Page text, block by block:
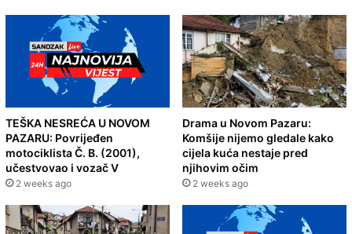
TEŠKA NESREĆA U NOVOM
PAZARU: Povrijeđen
motociklista Č. B. (2001),
učestvovao i vozač V
2 weeks ago
Drama u Novom Pazaru:
Komšije nijemo gledale kako
cijela kuća nestaje pred
njihovim očim
2 weeks ago